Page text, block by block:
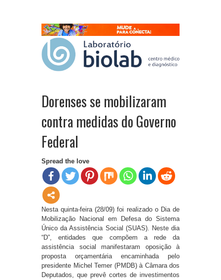
Dorenses se mobilizaram
contra medidas do Governo
Federal
Spread the love
Nesta quinta-feira (28/09) foi realizado o Dia de
Mobilização Nacional em Defesa do Sistema
Único da Assistência Social (SUAS). Neste dia
“D”, entidades que compõem a rede da
assistência social manifestaram oposição à
proposta orçamentária encaminhada pelo
presidente Michel Temer (PMDB) à Câmara dos
Deputados, que prevê cortes de investimentos